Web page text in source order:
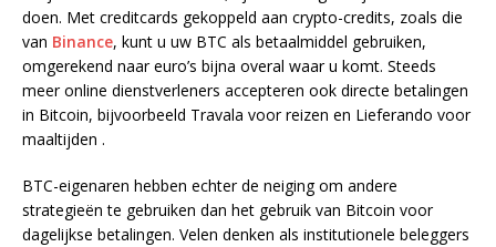
doen. Met creditcards gekoppeld aan crypto-credits, zoals die
van Binance, kunt u uw BTC als betaalmiddel gebruiken,
omgerekend naar euro’s bijna overal waar u komt. Steeds
meer online dienstverleners accepteren ook directe betalingen
in Bitcoin, bijvoorbeeld Travala voor reizen en Lieferando voor
maaltijden .
BTC-eigenaren hebben echter de neiging om andere
strategieën te gebruiken dan het gebruik van Bitcoin voor
dagelijkse betalingen. Velen denken als institutionele beleggers